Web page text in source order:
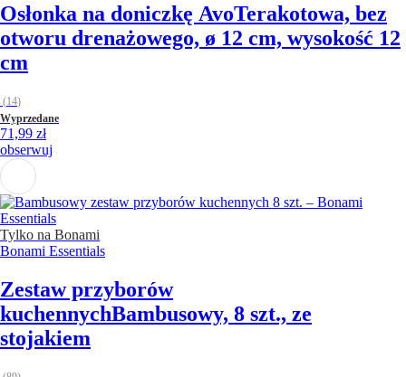
Osłonka na doniczkę AvoTerakotowa, bez
otworu drenażowego, ø 12 cm, wysokość 12
cm
(14)
Wyprzedane
71,99 zł
obserwuj
Tylko na Bonami
Bonami Essentials
Zestaw przyborów
kuchennychBambusowy, 8 szt., ze
stojakiem